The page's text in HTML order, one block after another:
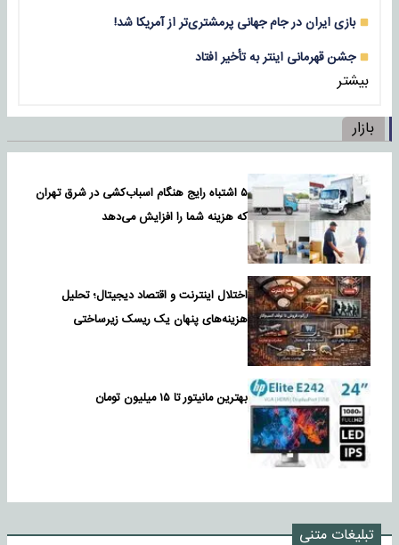
بازی‌ ایران در جام جهانی پرمشتری‌تر از آمریکا شد!
جشن قهرمانی اینتر به تأخیر افتاد
بیشتر
بازار
۵ اشتباه رایج هنگام اسباب‌کشی در شرق تهران
که هزینه شما را افزایش می‌دهد
اختلال اینترنت و اقتصاد دیجیتال؛ تحلیل
هزینه‌های پنهان یک ریسک زیرساختی
بهترین مانیتور تا ۱۵ میلیون تومان
تبلیغات متنی